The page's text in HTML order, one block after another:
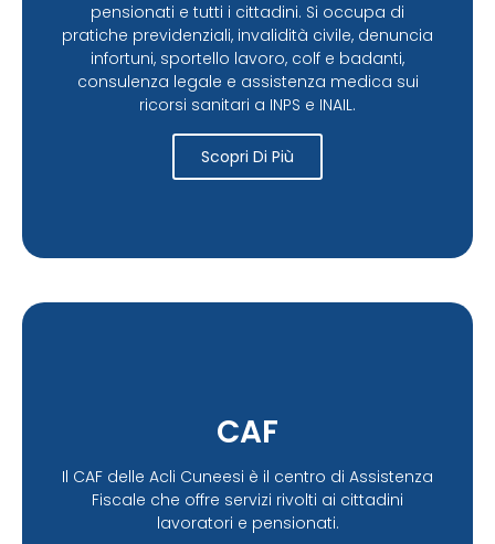
pensionati e tutti i cittadini. Si occupa di
pratiche previdenziali, invalidità civile, denuncia
infortuni, sportello lavoro, colf e badanti,
consulenza legale e assistenza medica sui
ricorsi sanitari a INPS e INAIL.
Scopri Di Più
CAF
Il CAF delle Acli Cuneesi è il centro di Assistenza
Fiscale che offre servizi rivolti ai cittadini
lavoratori e pensionati.